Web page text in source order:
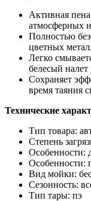
Активная
атмосферных
Полностью
цветных
Легко
белесый налет
Сохраняет
время таяния
Технические
Тип товара:
Степень
Особенности:
Особенности:
Вид мойки:
Сезонность:
Тип тары: пэ